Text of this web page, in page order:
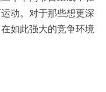
动。对于那些想更深
如此强大的竞争环境